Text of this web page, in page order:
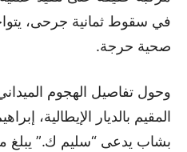
في سقوط ثمانية جرحى،
صحية حرجة.
وحول تفاصيل الهجوم
المقيم بالديار الإيطالية،